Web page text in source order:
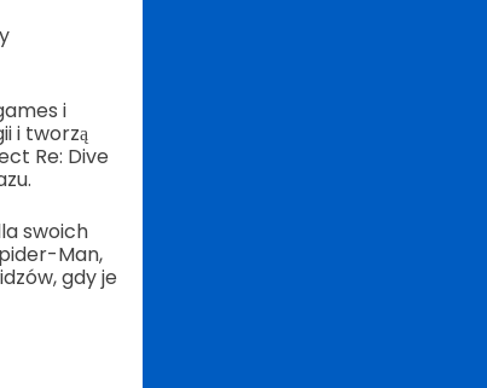
i
i tworzą
Re: Dive
swoich
Man,
gdy je